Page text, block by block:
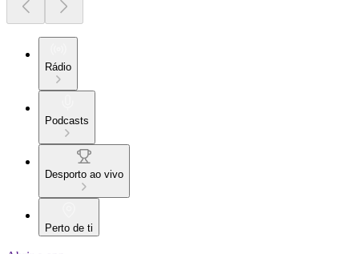
Rádio
Podcasts
Desporto ao vivo
Perto de ti